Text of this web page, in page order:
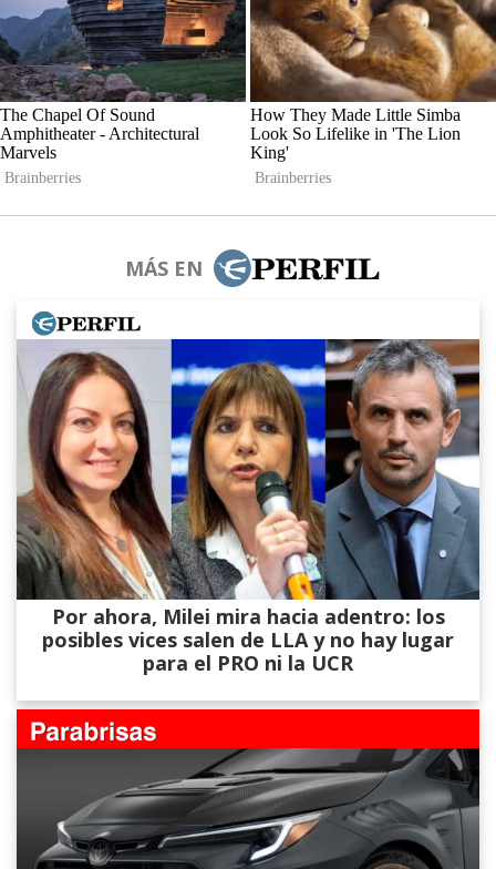
MÁS EN
Por ahora, Milei mira hacia adentro: los
posibles vices salen de LLA y no hay lugar
para el PRO ni la UCR